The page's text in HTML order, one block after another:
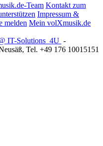
Team Kontakt zum
Impressum &
melden Mein volXmusik.de
IT-Solutions 4U -
, Tel. +49 176 10015151